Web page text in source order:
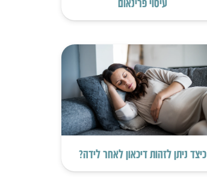
כיצד ניתן לזהות דיכאון לאחר לידה?